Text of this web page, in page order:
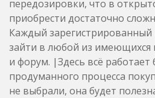
передозировки, что в
приобрести достаточно
Каждый
зайти в любой из имеющихся
и форум. |Здесь всё
продуманного процесса
не выбрали, она будет